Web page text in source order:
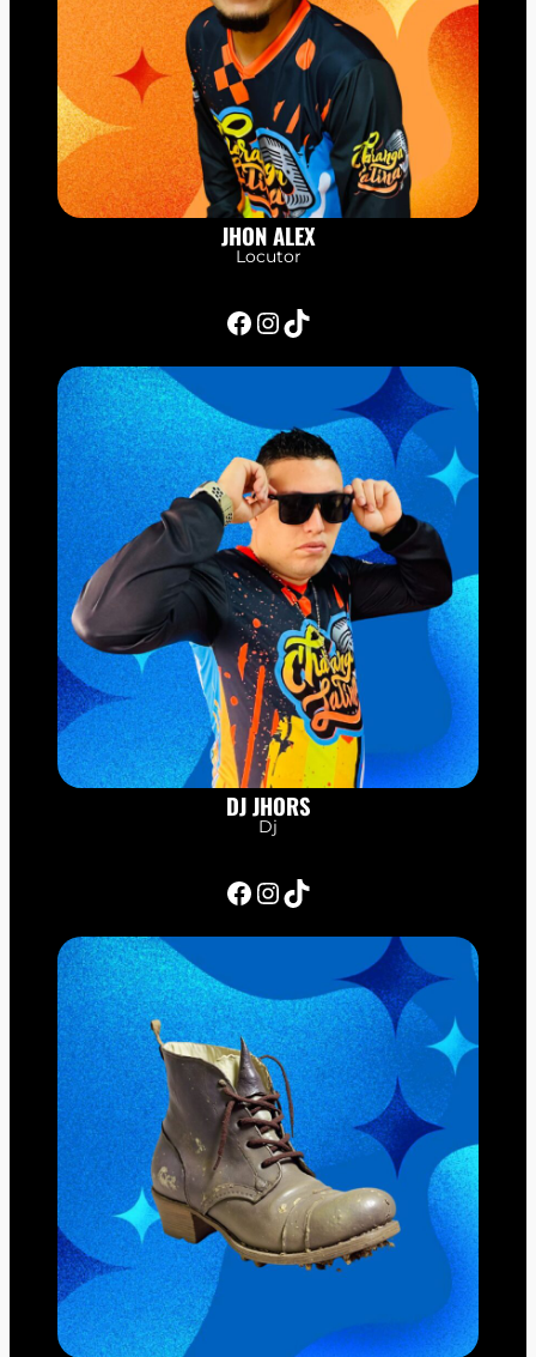
JHON ALEX
Locutor
Facebook InstagramTikTok
DJ JHORS
Dj
Facebook InstagramTikTok